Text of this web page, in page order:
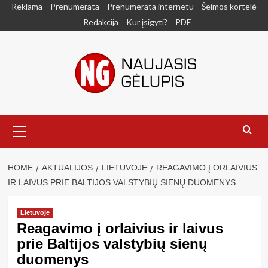
SkipReklama Prenumerata Prenumerata internetu
Šeimos kortelė
Redakcija
Kur įsigyti? PDF
Menu
HOME AKTUALIJOS LIETUVOJE
REAGAVIMO Į ORLAIVIUS
IR LAIVUS PRIE BALTIJOS VALSTYBIŲ SIENŲ DUOMENYS
Lietuvoje
Reagavimo į orlaivius ir laivus
prie Baltijos valstybių sienų
duomenys